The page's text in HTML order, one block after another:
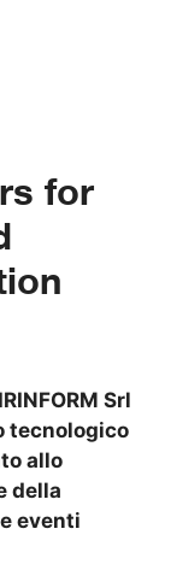
for
Srl
tecnologico
allo
della
eventi